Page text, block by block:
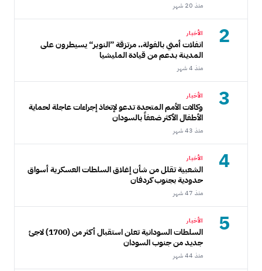
منذ 20 شهر
2 الأخبار
انفلات أمني بالفولة.. مرتزقة ”النوير“ يسيطرون على
المدينة بدعم من قيادة المليشيا
منذ 4 شهر
3 الأخبار
وكالات الأمم المتحدة تدعو لإتخاذ إجراءات عاجلة لحماية
الأطفال الأكثر ضعفاً بالسودان
منذ 43 شهر
4 الأخبار
الشعبية تقلل من شأن إغلاق السلطات العسكرية أسواق
حدودية بجنوب كردفان
منذ 47 شهر
5 الأخبار
السلطات السودانية تعلن استقبال أكثر من (1700) لاجئ
جديد من جنوب السودان
منذ 44 شهر